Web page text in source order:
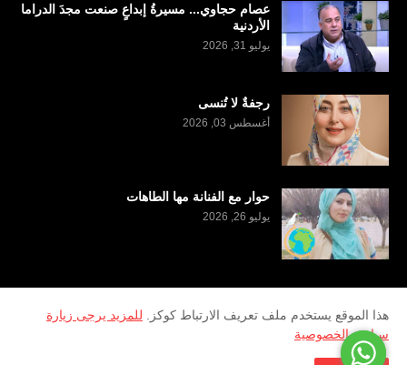
عصام حجاوي... مسيرةُ إبداعٍ صنعت مجدَ الدراما
الأردنية
يوليو 31, 2026
رجفةٌ لا تُنسى
أغسطس 03, 2026
حوار مع الفنانة مها الطاهات
يوليو 26, 2026
2026
هذا الموقع يستخدم ملف تعريف الارتباط كوكز. للمزيد يرجى زيارة
سياسة الخصوصية